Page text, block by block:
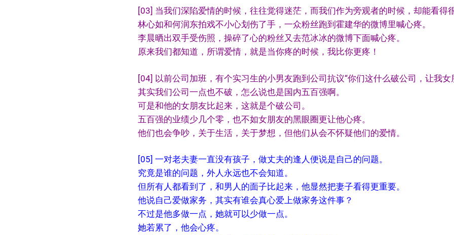
[03] 当我们深陷爱情的时候，往往觉得迷茫，而我们作为旁观者的时候，却能看得
林心如和何润东拍戏不小心划伤了手，一众粉丝跑到霍建华的微博里喊心疼。
李晨晒出双手受伤照，操碎了心的粉丝又去范冰冰的微博下面喊心疼。
原来我们都知道，所谓爱情，就是当你疼的时候，我比你更疼！
[04] 以前公司加班，有个实习生的小男友跑到公司抗议“你们这什么破公司，让我女
其实我们公司一点也不破，怎么说也是国内五百强啊。
可是和他的女朋友比起来，这就是个破公司。
五百强的业绩少几个零，也不如女朋友的黑眼圈更让他心疼。
他们也会争吵，关于生活，关于梦想，但他们从会不怀疑他们的爱情。
[05] 一对老夫妻一直没有孩子，做丈夫的逢人便说是自己的问题。
究竟是谁的问题，外人永远也不会知道。
但所有人都看到了，和男人的面子比起来，他显然把妻子看得更重要。
他说自己爱做家务，其实有谁会真心爱上做家务这件事？
不过是他多做一点，她就可以少做一点。
她若累了，他会心疼。